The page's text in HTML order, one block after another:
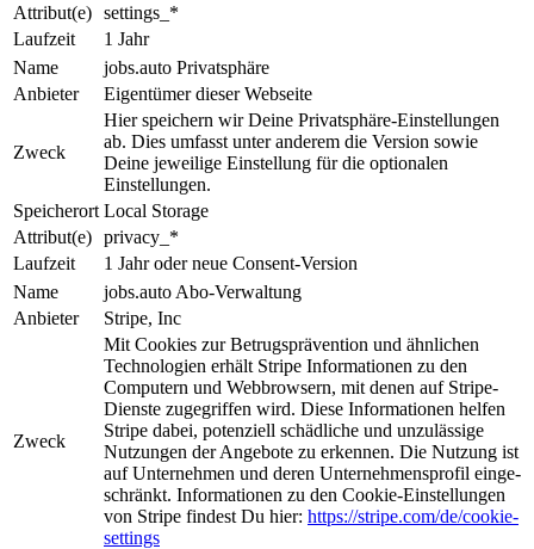
Attribut(e) settings_*
Laufzeit
1 Jahr
Name
jobs.auto Privatsphäre
Anbieter
Eigentümer dieser Webseite
Zweck
Hier speichern wir Deine Privat­sphäre-Ein­stel­lun­gen
ab. Dies um­fasst unter anderem die Ver­sion sowie
Deine jeweilige Ein­stel­lung für die optionalen
Einstellungen.
Speicherort Local Storage
Attribut(e) privacy_*
Laufzeit
1 Jahr oder neue Consent-Version
Name
jobs.auto Abo-Verwaltung
Anbieter
Stripe, Inc
Zweck
Mit Cookies zur Be­trugs­prä­ven­tion und ähnlichen
Tech­nologien erhält Stripe Informationen zu den
Computern und Web­brow­sern, mit denen auf Stripe-
Dienste zugegriffen wird. Diese Informationen helfen
Stripe da­bei, potenziell schädliche und unzulässige
Nutzungen der An­ge­bo­te zu erkennen. Die Nut­zung ist
auf Unternehmen und deren Unternehmensprofil ein­ge­
schrän­kt. Informationen zu den Cookie-Einstellungen
von Stripe findest Du hier: https://stripe.com/de/cookie-
settings